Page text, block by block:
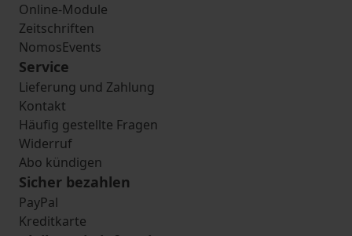
Online-Module
Zeitschriften
NomosEvents
Service
Lieferung und Zahlung
Kontakt
Häufig gestellte Fragen
Widerruf
Abo kündigen
Sicher bezahlen
PayPal
Kreditkarte